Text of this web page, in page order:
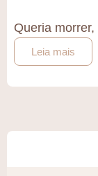
Queria
Leia mais